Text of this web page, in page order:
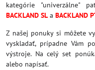
kategórie "univerzálne"
BACKLAND SL a BACKLAND
Z našej ponuky si môžete
vyskladať, prípadne Vám
výstroje. Na celý set
alebo napísať.